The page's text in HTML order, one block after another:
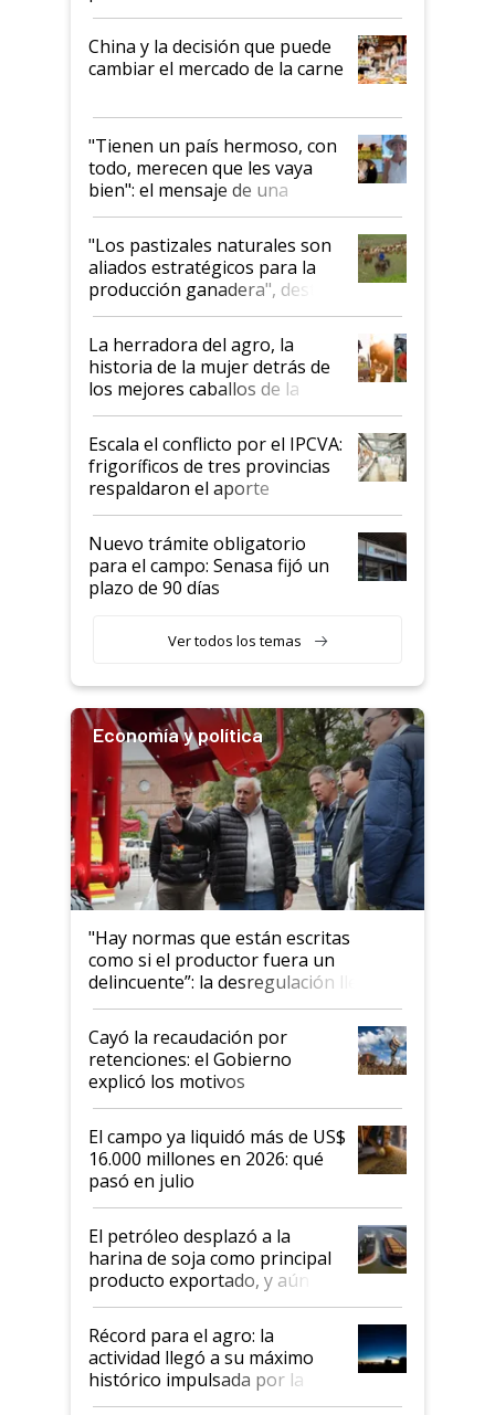
China y la decisión que puede
cambiar el mercado de la carne
"Tienen un país hermoso, con
todo, merecen que les vaya
bien": el mensaje de una
ganadera uruguaya sobre las
oportunidades que se abren
para el agro en Argentina, con
foco en la carne
"Los pastizales naturales son
aliados estratégicos para la
producción ganadera", destaca
la iniciativa que ya reúne a 46
establecimientos en Argentina
La herradora del agro, la
historia de la mujer detrás de
los mejores caballos de la
Argentina y los mitos que
todavía hacen sufrir a estos
animales: "Mientras me
descalificaban, yo seguí
haciendo currículum"
Escala el conflicto por el IPCVA:
frigoríficos de tres provincias
respaldaron el aporte
obligatorio
Nuevo trámite obligatorio
para el campo: Senasa fijó un
plazo de 90 días
Ver todos los temas
Economía y política
"Hay normas que están escritas
como si el productor fuera un
delincuente”: la desregulación llegó
al Congreso Aapresid y hasta se
habló del financiamiento al IPCVA
Cayó la recaudación por
retenciones: el Gobierno
explicó los motivos
El campo ya liquidó más de US$
16.000 millones en 2026: qué
pasó en julio
El petróleo desplazó a la
harina de soja como principal
producto exportado, y aún así
el agro aportó casi seis de cada
diez dólares y sostuvo el
liderazgo en un semestre
récord
Récord para el agro: la
actividad llegó a su máximo
histórico impulsada por la
cosecha y las exportaciones